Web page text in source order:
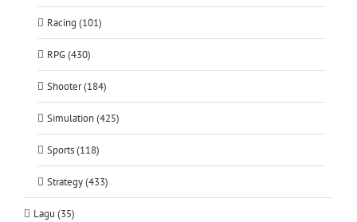
Racing (101)
RPG (430)
Shooter (184)
Simulation (425)
Sports (118)
Strategy (433)
Lagu (35)